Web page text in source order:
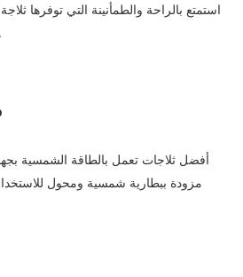
استمتع بالراحة والطمأنينة التي توفرها
تلتقي الوظيفة بالمسؤولية.